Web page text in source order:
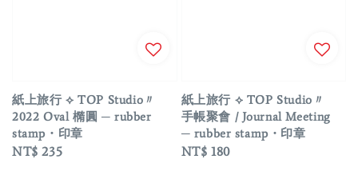
紙上旅行 ⟡ TOP Studio〃
2022 Oval 橢圓 ─ rubber
stamp・印章
Regular
NT$ 235
紙上旅行 ⟡ TOP Studio〃
手帳聚會 / Journal Meeting
─ rubber stamp・印章
Regular
NT$ 180